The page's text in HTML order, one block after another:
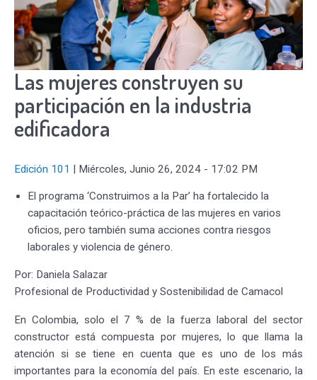
Las mujeres construyen su
participación en la industria
edificadora
Edición 101 | Miércoles, Junio 26, 2024 - 17:02 PM
El programa ‘Construimos a la Par’ ha fortalecido la
capacitación teórico-práctica de las mujeres en varios
oficios, pero también suma acciones contra riesgos
laborales y violencia de género.
Por: Daniela Salazar
Profesional de Productividad y Sostenibilidad de Camacol
En Colombia, solo el 7 % de la fuerza laboral del sector
constructor está compuesta por mujeres, lo que llama la
atención si se tiene en cuenta que es uno de los más
importantes para la economía del país. En este escenario, la